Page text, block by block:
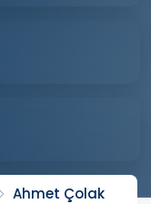
Ahmet Çolak